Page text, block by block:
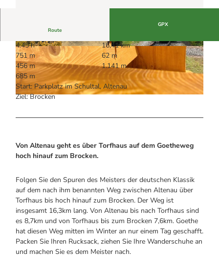
Wanderführer Jörg Kühnhold
Einkaufen
© Tourist-Informationen Oberharz, Harz: Magische Gebirgswelt
© Fotoweberei & Schloß Wernigerode GmbH,
Harz: Magische Gebirgswelt |CC-BY-SA
© O. Eggert, Nationalpark Harz
Route
GPX
4:45 h
16,41 km
751 m
62 m
456 m
1.141 m
685 m
Start: Parkplatz im Schultal, Altenau
Ziel: Brocken
Von Altenau geht es über Torfhaus auf dem Goetheweg
hoch hinauf zum Brocken.
Folgen Sie den Spuren des Meisters der deutschen Klassik
auf dem nach ihm benannten Weg zwischen Altenau über
Torfhaus bis hoch hinauf zum Brocken. Der Weg ist
insgesamt 16,3km lang. Von Altenau bis nach Torfhaus sind
es 8,7km und von Torfhaus bis zum Brocken 7,6km. Goethe
hat diesen Weg mitten im Winter an nur einem Tag geschafft.
Packen Sie Ihren Rucksack, ziehen Sie Ihre Wanderschuhe an
und machen Sie es dem Meister nach.